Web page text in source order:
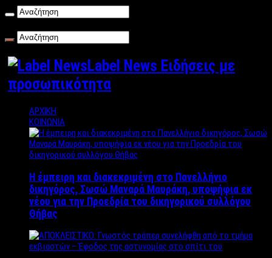
Label News Ειδήσεις με
προσωπικότητα
ΑΡΧΙΚΗ
ΚΟΙΝΩΝΙΑ
Η έμπειρη και διακεκριμένη στο Πανελλήνιο
δικηγόρος, Σωσώ Μαναρά Μαυράκη, υποψήφια εκ
νέου για την Προεδρία του δικηγορικού συλλόγου
Θήβας